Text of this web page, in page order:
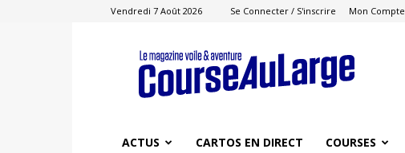
Vendredi 7 Août 2026 Se Connecter / S'inscrire Mon Compte
Course
au
Large
ACTUS CARTOS EN DIRECT COURSES